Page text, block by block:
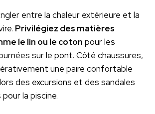
entre la chaleur extérieure et la
Privilégiez des matières
le lin ou le coton pour les
sur le pont. Côté chaussures,
une paire confortable
des excursions et des sandales
la piscine.